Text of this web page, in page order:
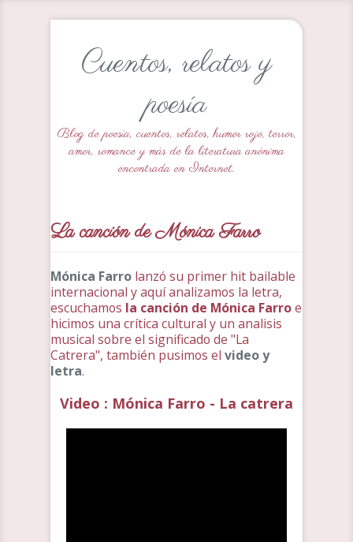
Cuentos, relatos y
poesía
Blog de poesía, cuentos, relatos, humor rojo, terror,
amor, romance y más de la literatura anónima
encontrada en Internet.
La canción de Mónica Farro
Mónica Farro lanzó su primer hit bailable
internacional y aquí analizamos la letra,
escuchamos la canción de Mónica Farroe
hicimos una crítica cultural y un analisis
musical sobre el significado de "La
Catrera", también pusimos el video y
letra.
Video : Mónica Farro - La catrera